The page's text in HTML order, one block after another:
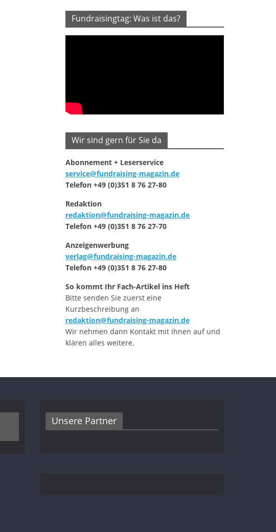
Fundraisingtag: Was ist das?
Wir sind gern für Sie da
Abonnement + Leserservice
service@fundraising-magazin.de
Telefon +49 (0)351 8 76 27-80
Redaktion
redaktion@fundraising-magazin.de
Telefon +49 (0)351 8 76 27-70
Anzeigenwerbung
verlag@fundraising-magazin.de
Telefon +49 (0)351 8 76 27-80
So kommt Ihr Fach-Artikel ins Heft
Bitte senden Sie zuerst eine
Kurzbeschreibung an
redaktion@fundraising-magazin.de
Wir nehmen dann Kontakt mit Ihnen auf und
klären alles weitere.
Unsere Partner